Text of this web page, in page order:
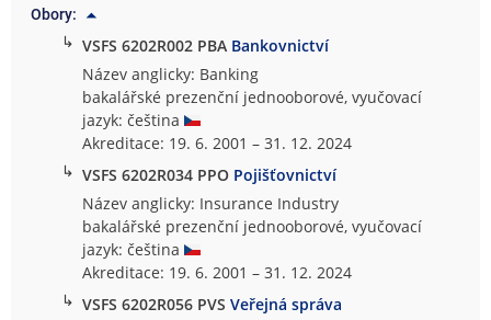
Obory:
↳ VSFS 6202R002 PBA Bankovnictví
Název anglicky: Banking
bakalářské prezenční jednooborové, vyučovací
jazyk: čeština
Akreditace: 19. 6. 2001 – 31. 12. 2024
↳ VSFS 6202R034 PPO Pojišťovnictví
Název anglicky: Insurance Industry
bakalářské prezenční jednooborové, vyučovací
jazyk: čeština
Akreditace: 19. 6. 2001 – 31. 12. 2024
↳ VSFS 6202R056 PVSVeřejná správa